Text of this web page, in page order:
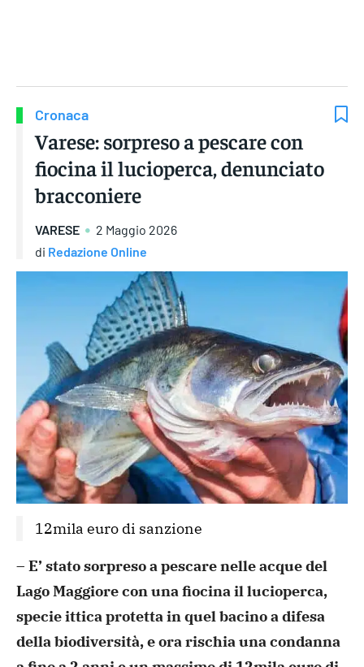
Cronaca
Varese: sorpreso a pescare con
fiocina il lucioperca, denunciato
bracconiere
VARESE
2 Maggio 2026
di Redazione Online
12mila euro di sanzione
– E’ stato sorpreso a pescare nelle acque del
Lago Maggiore con una fiocina il lucioperca,
specie ittica protetta in quel bacino a difesa
della biodiversità, e ora rischia una condanna